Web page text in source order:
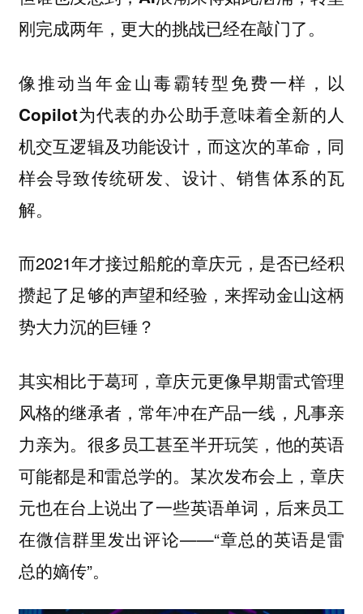
刚完成两年，更大的挑战已经在敲门了。
像推动当年金山毒霸转型免费一样， 以
Copilot为代表的办公助手意味着全新的人
机交互逻辑及功能设计，而这次的革命，同
样会导致传统研发、设计、销售体系的瓦
解。
而2021年才接过船舵的章庆元，是否已经积
攒起了足够的声望和经验，来挥动金山这柄
势大力沉的巨锤？
其实相比于葛珂，章庆元更像早期雷式管理
风格的继承者，常年冲在产品一线，凡事亲
力亲为。很多员工甚至半开玩笑，他的英语
可能都是和雷总学的。某次发布会上，章庆
元也在台上说出了一些英语单词，后来员工
在微信群里发出评论——“章总的英语是雷
总的嫡传”。